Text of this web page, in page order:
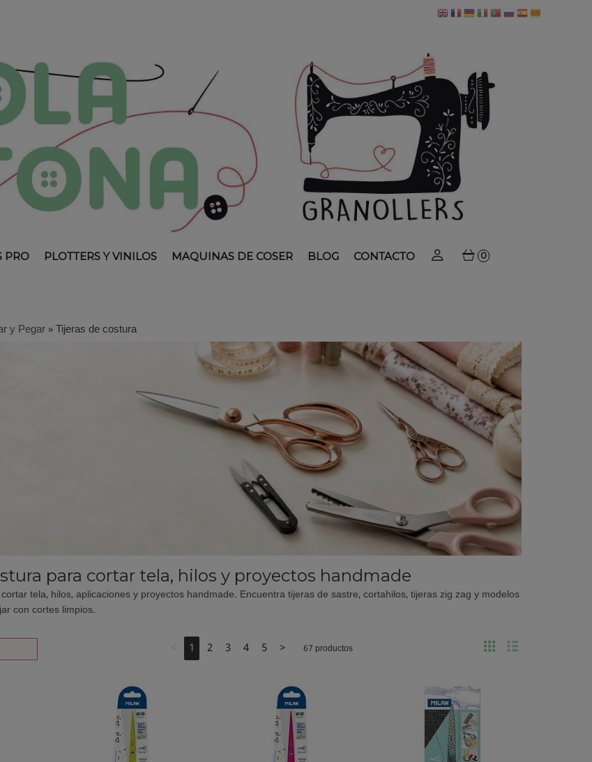
PRO PLOTTERS Y VINILOS MAQUINAS DE COSER BLOG CONTACTO 0
y Pegar»Tijeras de costura
para cortar tela, hilos y proyectos handmade
tela, hilos, aplicaciones y proyectos handmade. Encuentra tijeras de sastre, cortahilos, tijeras zig zag y modelos
con cortes limpios.
1 2 3 4 5 > 67 productos